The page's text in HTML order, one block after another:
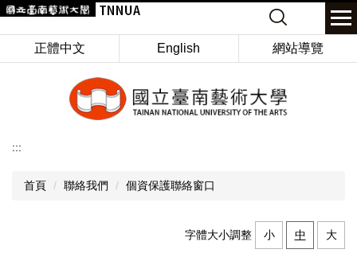
跳
要
正體中文 English 網站導覽
Keyword
:::
首頁 聯絡我們 個資保護聯絡窗口
字體大小調整 小 中 大